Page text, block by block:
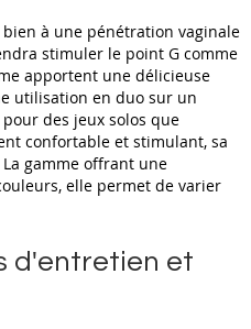
à une pénétration vaginale
stimuler le point G comme
apportent une délicieuse
utilisation en duo sur un
des jeux solos que
confortable et stimulant, sa
gamme offrant une
elle permet de varier
d'entretien et